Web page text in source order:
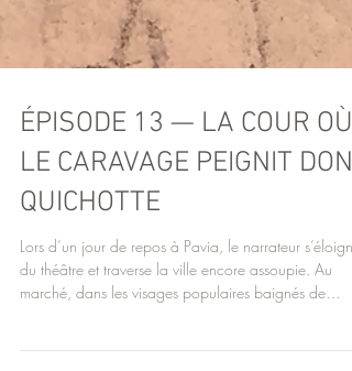
ÉPISODE 13 — LA COUR OÙ
LE CARAVAGE PEIGNIT DON